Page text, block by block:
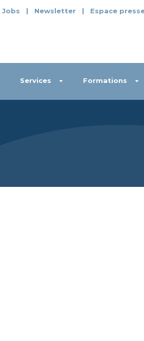
Jobs | Newsletter | Espace
Services Formations